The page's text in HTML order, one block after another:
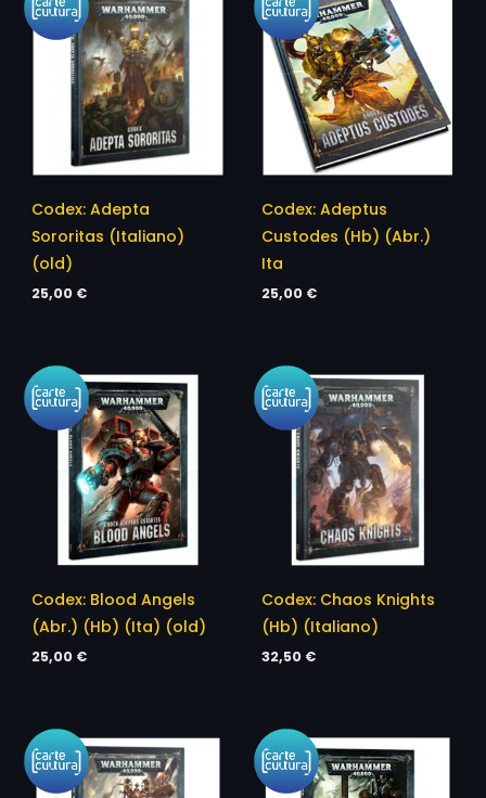
Codex: Adepta
Sororitas (Italiano)
(old)
25,00 €
Codex: Adeptus
Custodes (Hb) (Abr.)
Ita
25,00 €
Codex: Blood Angels
(Abr.) (Hb) (Ita) (old)
25,00 €
Codex: Chaos Knights
(Hb) (Italiano)
32,50 €